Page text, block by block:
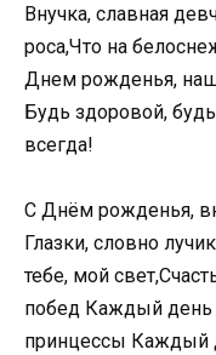
Внучка, славная
роса,Что на
Днем рожденья,
Будь здоровой,
всегда!
С Днём рожденья,
Глазки, словно
тебе, мой
побед Каждый день
принцессы Каждый